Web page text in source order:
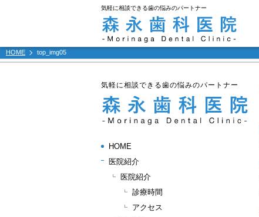
気軽に相談できる歯の悩みのパートナー
HOME top_img05
気軽に相談できる歯の悩みのパートナー
HOME
医院紹介
医院紹介
診療時間
アクセス